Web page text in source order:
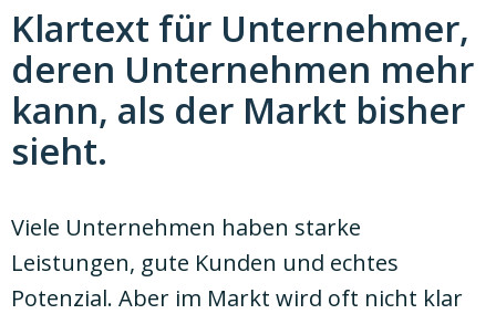
Klartext für Unternehmer,
deren Unternehmen mehr
kann, als der Markt bisher
sieht.
Viele Unternehmen haben starke
Leistungen, gute Kunden und echtes
Potenzial. Aber im Markt wird oft nicht klar